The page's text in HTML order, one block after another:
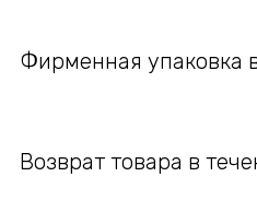
Фирменная упаковка
Возврат товара в